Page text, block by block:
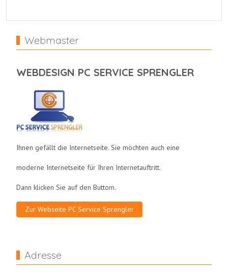
Webmaster
WEBDESIGN PC SERVICE SPRENGLER
Ihnen gefällt die Internetseite. Sie möchten auch eine
moderne Internetseite für Ihren Internetauftritt.
Dann klicken Sie auf den Buttom.
Zur Webseite PC Service Sprengler
Adresse